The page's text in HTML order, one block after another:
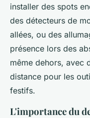
installer des spots
des détecteurs de
allées, ou des
présence lors des
même dehors, avec
distance pour les
festifs.
L'importance du